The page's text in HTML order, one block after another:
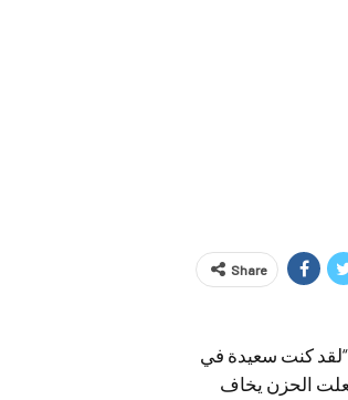
Share
كنت سعيدة في
الحزن يخاف